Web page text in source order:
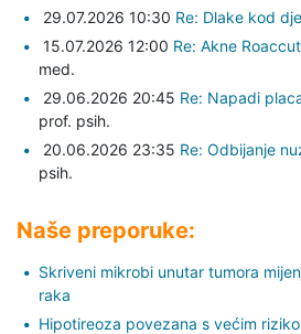
29.07.2026 10:30 Re: Dlake kod
15.07.2026 12:00 Re: Akne
med.
29.06.2026 20:45 Re: Napadi
prof. psih.
20.06.2026 23:35 Re: Odbijanje
psih.
Naše preporuke:
Skriveni mikrobi unutar tumora
raka
Hipotireoza povezana s većim